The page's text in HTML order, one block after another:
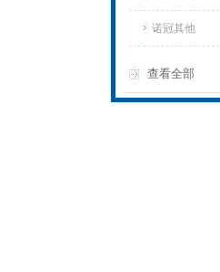
诺冠其他
查看全部